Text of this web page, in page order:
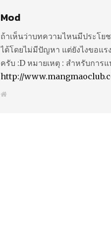
Mod
ถ้าเห็นว่าบทความไหนมีประโย
ได้โดยไม่มีปัญหา แต่ยังไงขอแ
ครับ :D หมายเหตุ : สำหรับการ
http://